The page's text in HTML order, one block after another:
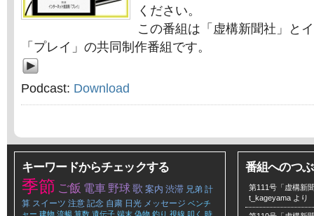
ください。
この番組は「虚構新聞社」と
「プレイ」の共同制作番組です。
Podcast: Download
キーワードからチェックする
季節 ご飯 電車 野球歌 案内 渋滞 兄弟 計
算 スイーツ 注意 記念 自粛 日光 メッセージ ベンチ
ャー 建物 流暢 算数 遺伝子 端末 偽物 釣り 視線 叩く 時
番組へのつ
第111号「虚構新
t_kageyama より